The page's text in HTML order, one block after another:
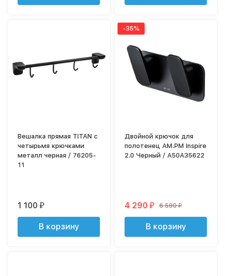
Вешалка прямая TITAN с
четырьмя крючками
металл черная / 76205-
11
1 100₽
В корзину
-35%
Двойной крючок для
полотенец AM.PM Inspire
2.0 Черный / A50A35622
4 290₽ 6 590₽
В корзину